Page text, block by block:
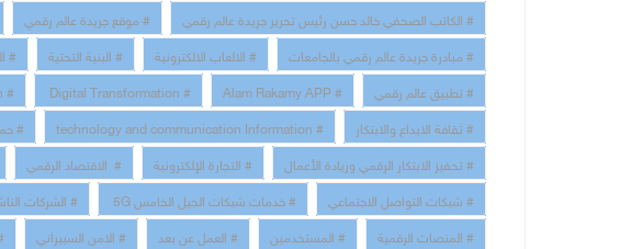
# الكاتب الصحفي خالد حسن رئيس تحرير جريدة عالم رقمي
# موقع جريدة عالم رقمي
# مبادرة جريدة عالم رقمي بالجامعات
# الالعاب الالكترونية # البنية التحتية #
# تطبيق عالم رقمي
# Alam Rakamy APP
# Digital Transformation
# innovation
# ثقافة الابداع والابتكار
# technology and communication Information
#
# تحفيز الابتكار الرقمي وريادة الأعمال
# التجارة الإلكترونية # الاقتصاد الرقمي
# شبكات التواصل الاجتماعي
# خدمات شبكات الجيل الخامس 5G # الشركات
# المنصات الرقمية
# المستخدمين # العمل عن بعد # الامن السبيراني